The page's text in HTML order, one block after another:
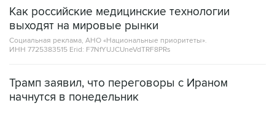
Как российские медицинские технологии
выходят на мировые рынки
Социальная реклама, АНО «Национальные приоритеты».
ИНН 7725383515 Erid: F7NfYUJCUneVdTRF8PRs
Трамп заявил, что переговоры с Ираном
начнутся в понедельник